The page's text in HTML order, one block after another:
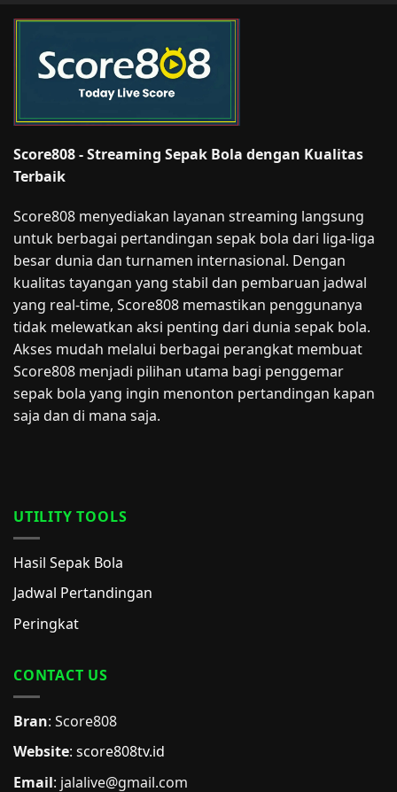
Score808 - Streaming Sepak Bola dengan Kualitas
Terbaik
Score808 menyediakan layanan streaming langsung
untuk berbagai pertandingan sepak bola dari liga-liga
besar dunia dan turnamen internasional. Dengan
kualitas tayangan yang stabil dan pembaruan jadwal
yang real-time, Score808 memastikan penggunanya
tidak melewatkan aksi penting dari dunia sepak bola.
Akses mudah melalui berbagai perangkat membuat
Score808 menjadi pilihan utama bagi penggemar
sepak bola yang ingin menonton pertandingan kapan
saja dan di mana saja.
UTILITY TOOLS
Hasil Sepak Bola
Jadwal Pertandingan
Peringkat
CONTACT US
Bran: Score808
Website: score808tv.id
Email: jalalive@gmail.com